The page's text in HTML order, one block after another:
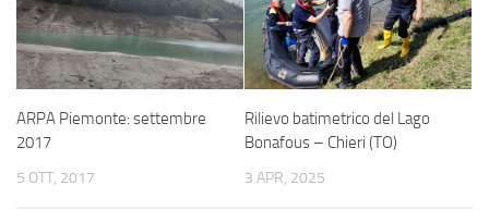
ARPA Piemonte: settembre
2017
5 OTT, 2017
Rilievo batimetrico del Lago
Bonafous – Chieri (TO)
3 APR, 2025